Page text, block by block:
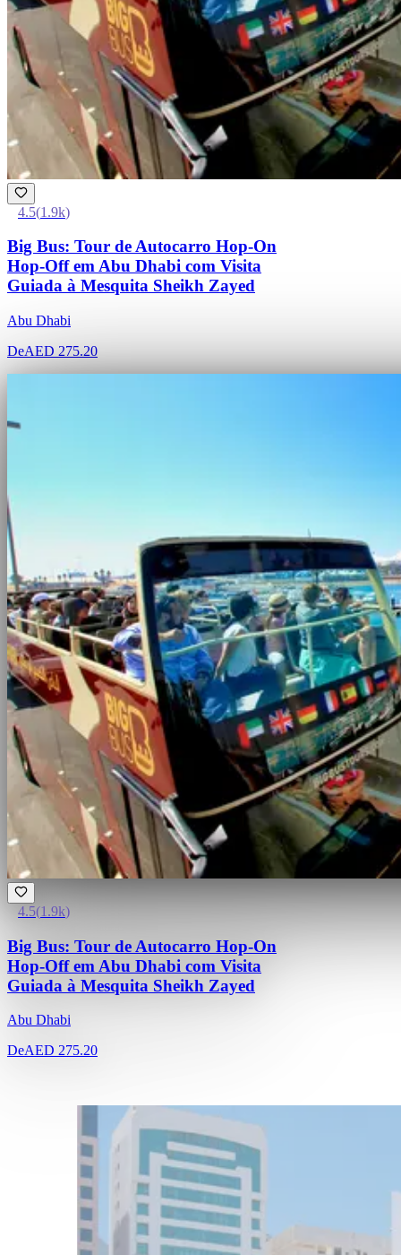
4.5(1.9k)
Big Bus: Tour de Autocarro Hop-On
Hop-Off em Abu Dhabi com Visita
Guiada à Mesquita Sheikh Zayed
Abu Dhabi
DeAED 275.20
4.5(1.9k)
Big Bus: Tour de Autocarro Hop-On
Hop-Off em Abu Dhabi com Visita
Guiada à Mesquita Sheikh Zayed
Abu Dhabi
DeAED 275.20